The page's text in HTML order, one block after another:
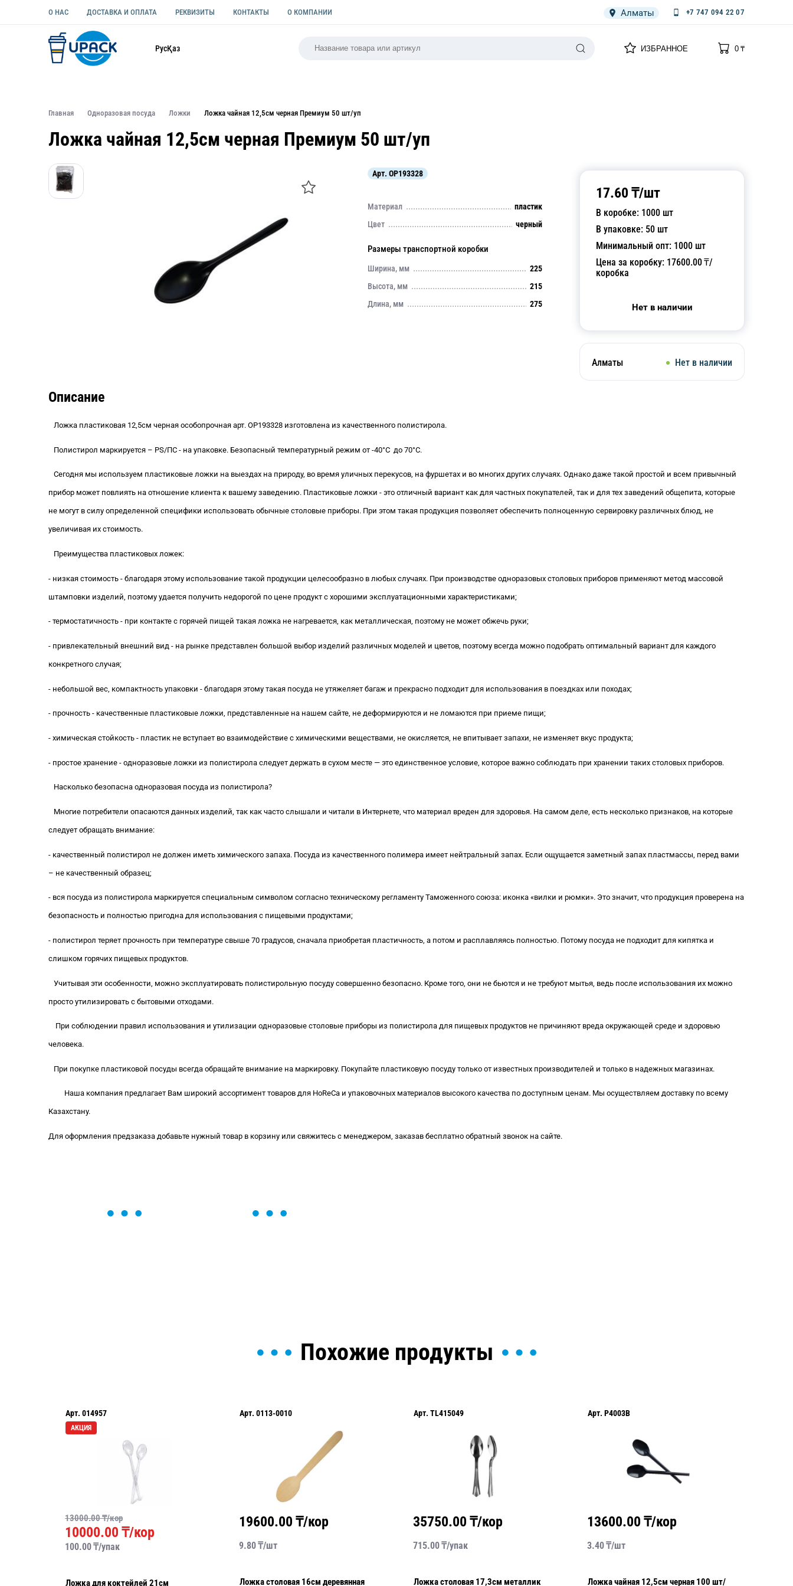
О НАС ДОСТАВКА И ОПЛАТА РЕКВИЗИТЫ КОНТАКТЫ О КОМПАНИИ Алматы +7 747 094 22 07
РусҚаз ИЗБРАННОЕ
0
0₸
Главная Одноразовая посуда Ложки Ложка чайная 12,5см черная Премиум 50 шт/уп
Ложка чайная 12,5см черная Премиум 50 шт/уп
17.60 ₸/шт
В коробке: 1000 шт
В упаковке: 50 шт
Минимальный опт: 1000 шт
Цена за коробку: 17600.00₸/
коробка
Нет в наличии
Алматы Нет в наличии
Арт. OP193328
Материал
пластик
Цвет
черный
Размеры транспортной коробки
Ширина, мм
225
Высота, мм
215
Длина, мм
275
Описание
Ложка пластиковая 12,5см черная особопрочная арт. OP193328 изготовлена из качественного полистирола.
Полистирол маркируется – PS/ПС - на упаковке. Безопасный температурный режим от -40°С до 70°С.
Сегодня мы используем пластиковые ложки на выездах на природу, во время уличных перекусов, на фуршетах и во многих других случаях. Однако даже такой простой и всем привычный
прибор может повлиять на отношение клиента к вашему заведению. Пластиковые ложки - это отличный вариант как для частных покупателей, так и для тех заведений общепита, которые
не могут в силу определенной специфики использовать обычные столовые приборы. При этом такая продукция позволяет обеспечить полноценную сервировку различных блюд, не
увеличивая их стоимость.
Преимущества пластиковых ложек:
- низкая стоимость - благодаря этому использование такой продукции целесообразно в любых случаях. При производстве одноразовых столовых приборов применяют метод массовой
штамповки изделий, поэтому удается получить недорогой по цене продукт с хорошими эксплуатационными характеристиками;
- термостатичность - при контакте с горячей пищей такая ложка не нагревается, как металлическая, поэтому не может обжечь руки;
- привлекательный внешний вид - на рынке представлен большой выбор изделий различных моделей и цветов, поэтому всегда можно подобрать оптимальный вариант для каждого
конкретного случая;
- небольшой вес, компактность упаковки - благодаря этому такая посуда не утяжеляет багаж и прекрасно подходит для использования в поездках или походах;
- прочность - качественные пластиковые ложки, представленные на нашем сайте, не деформируются и не ломаются при приеме пищи;
- химическая стойкость - пластик не вступает во взаимодействие с химическими веществами, не окисляется, не впитывает запахи, не изменяет вкус продукта;
- простое хранение - одноразовые ложки из полистирола следует держать в сухом месте — это единственное условие, которое важно соблюдать при хранении таких столовых приборов.
Насколько безопасна одноразовая посуда из полистирола?
Многие потребители опасаются данных изделий, так как часто слышали и читали в Интернете, что материал вреден для здоровья. На самом деле, есть несколько признаков, на которые
следует обращать внимание:
- качественный полистирол не должен иметь химического запаха. Посуда из качественного полимера имеет нейтральный запах. Если ощущается заметный запах пластмассы, перед вами
– не качественный образец;
- вся посуда из полистирола маркируется специальным символом согласно техническому регламенту Таможенного союза: иконка «вилки и рюмки». Это значит, что продукция проверена на
безопасность и полностью пригодна для использования с пищевыми продуктами;
- полистирол теряет прочность при температуре свыше 70 градусов, сначала приобретая пластичность, а потом и расплавляясь полностью. Потому посуда не подходит для кипятка и
слишком горячих пищевых продуктов.
Учитывая эти особенности, можно эксплуатировать полистирольную посуду совершенно безопасно. Кроме того, они не бьются и не требуют мытья, ведь после использования их можно
просто утилизировать с бытовыми отходами.
При соблюдении правил использования и утилизации одноразовые столовые приборы из полистирола для пищевых продуктов не причиняют вреда окружающей среде и здоровью
человека.
При покупке пластиковой посуды всегда обращайте внимание на маркировку. Покупайте пластиковую посуду только от известных производителей и только в надежных магазинах.
Наша компания предлагает Вам широкий ассортимент товаров для HoReCa и упаковочных материалов высокого качества по доступным ценам. Мы осуществляем доставку по всему
Казахстану.
Для оформления предзаказа добавьте нужный товар в корзину или свяжитесь с менеджером, заказав бесплатно обратный звонок на сайте.
Похожие продукты
Арт. 014957
АКЦИЯ
13000.00₸/кор
10000.00 ₸/кор
100.00₸/упак
Ложка для коктейлей 21см
Арт. 0113-0010
19600.00 ₸/кор
9.80₸/шт
Ложка столовая 16см деревянная
Арт. TL415049
35750.00 ₸/кор
715.00₸/упак
Ложка столовая 17,3см металлик
Арт. P4003B
13600.00 ₸/кор
3.40₸/шт
Ложка чайная 12,5см черная 100 шт/